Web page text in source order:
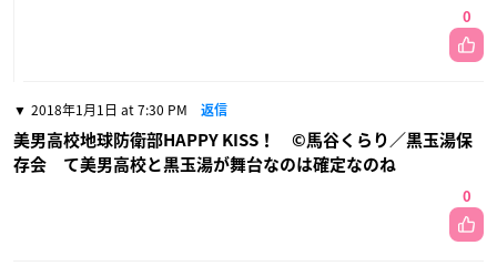
0
2018年1月1日 at 7:30 PM 返信
美男高校地球防衛部HAPPY KISS！ ©馬谷くらり／黒玉湯保
存会 て美男高校と黒玉湯が舞台なのは確定なのね
0